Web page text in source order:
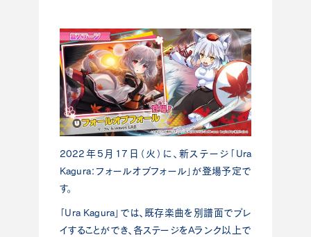
2022年5月17日（火）に、新ステージ「Ura
Kagura：フォールオブフォール」が登場予定で
す。
「Ura Kagura」では、既存楽曲を別譜面でプレ
イすることができ、各ステージをAランク以上で